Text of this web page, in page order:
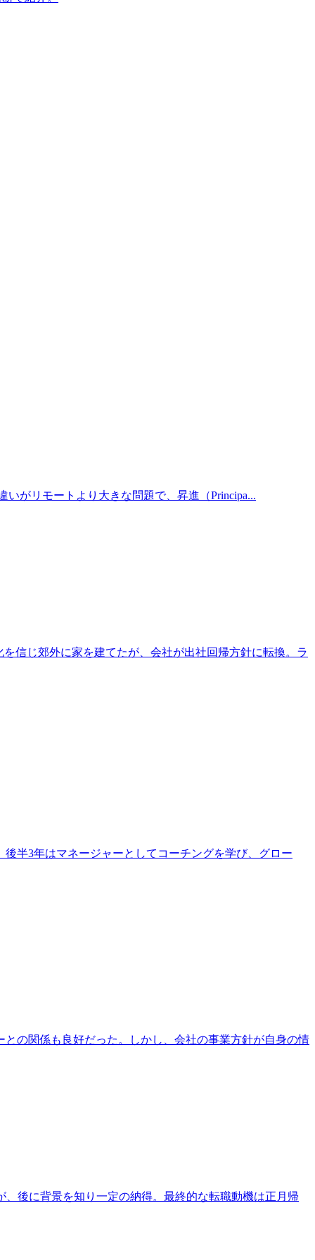
がリモートより大きな問題で、昇進（Principa...
信じ郊外に家を建てたが、会社が出社回帰方針に転換。ラ
半3年はマネージャーとしてコーチングを学び、グロー
の関係も良好だった。しかし、会社の事業方針が自身の情
後に背景を知り一定の納得。最終的な転職動機は正月帰